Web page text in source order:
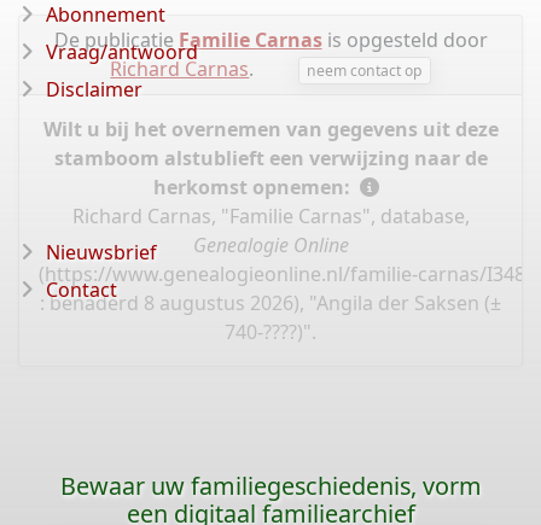
De publicatie Familie Carnasis opgesteld door
Richard Carnas. neem contact op
Wilt u bij het overnemen van gegevens uit deze
stamboom alstublieft een verwijzing naar de
herkomst opnemen:
Richard Carnas, "Familie Carnas", database,
Genealogie Online
(https://www.genealogieonline.nl/familie-carnas/
: benaderd 8 augustus 2026), "Angila der Saksen (±
740-????)".
Abonnement
Vraag/antwoord
Disclaimer
Nieuwsbrief
Contact
Bewaar uw familiegeschiedenis, vorm
een digitaal familiearchief